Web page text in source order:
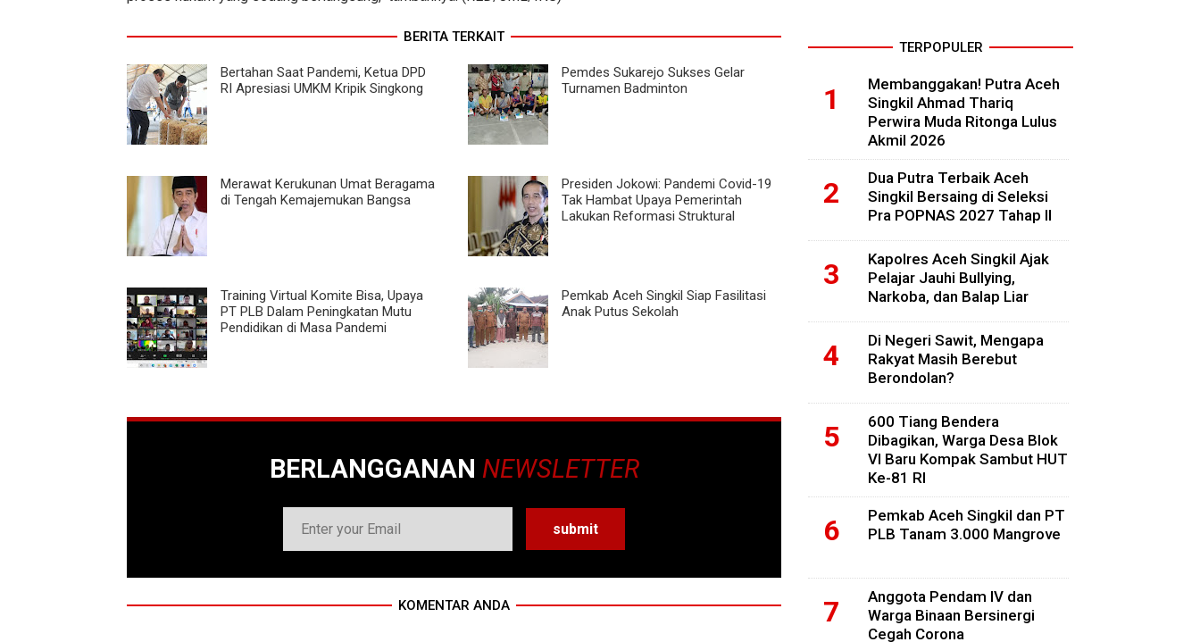
BERITA TERKAIT
Bertahan Saat Pandemi, Ketua DPD
RI Apresiasi UMKM Kripik Singkong
Pemdes Sukarejo Sukses Gelar
Turnamen Badminton
Merawat Kerukunan Umat Beragama
di Tengah Kemajemukan Bangsa
Presiden Jokowi: Pandemi Covid-19
Tak Hambat Upaya Pemerintah
Lakukan Reformasi Struktural
Training Virtual Komite Bisa, Upaya
PT PLB Dalam Peningkatan Mutu
Pendidikan di Masa Pandemi
Pemkab Aceh Singkil Siap Fasilitasi
Anak Putus Sekolah
BERLANGGANAN NEWSLETTER
KOMENTAR ANDA
TERPOPULER
Membanggakan! Putra Aceh
Singkil Ahmad Thariq
Perwira Muda Ritonga Lulus
Akmil 2026
Dua Putra Terbaik Aceh
Singkil Bersaing di Seleksi
Pra POPNAS 2027 Tahap II
Kapolres Aceh Singkil Ajak
Pelajar Jauhi Bullying,
Narkoba, dan Balap Liar
Di Negeri Sawit, Mengapa
Rakyat Masih Berebut
Berondolan?
600 Tiang Bendera
Dibagikan, Warga Desa Blok
VI Baru Kompak Sambut HUT
Ke-81 RI
Pemkab Aceh Singkil dan PT
PLB Tanam 3.000 Mangrove
Anggota Pendam IV dan
Warga Binaan Bersinergi
Cegah Corona